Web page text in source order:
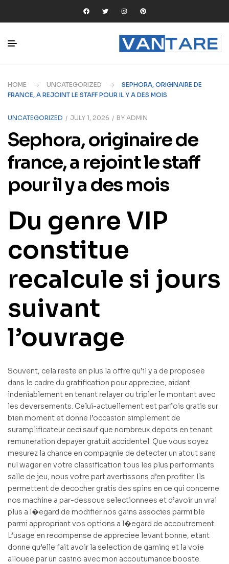
HOME UNCATEGORIZED
SEPHORA, ORIGINAIRE DE
FRANCE, A REJOINT LE STAFF POUR IL Y A DES MOIS
UNCATEGORIZED JULY 1, 2026 BY ADMIN
Sephora, originaire de
france, a rejoint le staff
pour il y a des mois
Du genre VIP
constitue
recalcule si jours
suivant
l’ouvrage
Souvent, cela reste en plus la offre qu’il y a de proposee
dans le cadre du gratification pour appreciee, aidant
indeniablement en tenant relayer ou tripler le montant avec
les deversements. Celui-actuellement est parfois gratis sur
bien moment et donne l’occasion simplement de
suramplificateur ceci sauf que nombreux depots en tenant
remuneration depayer gratuit accidentel. Que vous soyez
mesurez la chance en compagnie de detecter un atout sans
nul wager en votre classification tous les plus performants
salle de jeu, nous votre part avertissons d’en profiter. Ils
permettent de decocher gratis des spins en ce qui concerne
nos machine a par-dessous selectionnees et d’avoir un vrai
plus a l�egard de modifier nos gains associes parmi ble
parmi appropriant vos options a l�egard de accoutrement.
L’usage en recompense de appreciee levant bonne, etant
donne qu’elle fait avoir la selection de gaming et la voie
allouee par un casino avec mon accoutumance booste.